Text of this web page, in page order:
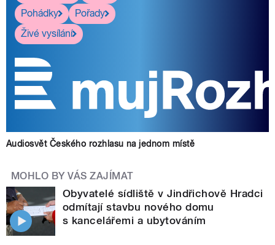
Pohádky
Pořady
Živé vysílání
Audiosvět Českého rozhlasu na jednom místě
MOHLO BY VÁS ZAJÍMAT
Obyvatelé sídliště v Jindřichově Hradci
odmítají stavbu nového domu
s kancelářemi a ubytováním